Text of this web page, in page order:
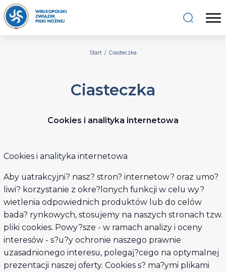
Start / Ciasteczka
Ciasteczka
Cookies i analityka internetowa
Cookies i analityka internetowa
Aby uatrakcyjni? nasz? stron? internetow? oraz umo?
liwi? korzystanie z okre?lonych funkcji w celu wy?
wietlenia odpowiednich produktów lub do celów
bada? rynkowych, stosujemy na naszych stronach tzw.
pliki cookies. Powy?sze - w ramach analizy i oceny
interesów - s?u?y ochronie naszego prawnie
uzasadnionego interesu, polegaj?cego na optymalnej
prezentacji naszej oferty. Cookies s? ma?ymi plikami